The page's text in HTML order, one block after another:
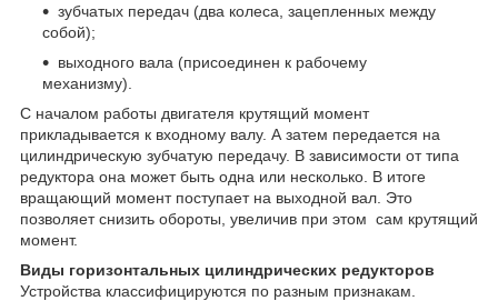
зубчатых передач (два колеса, зацепленных между
собой);
выходного вала (присоединен к рабочему
механизму).
С началом работы двигателя крутящий момент
прикладывается к входному валу. А затем передается на
цилиндрическую зубчатую передачу. В зависимости от типа
редуктора она может быть одна или несколько. В итоге
вращающий момент поступает на выходной вал. Это
позволяет снизить обороты, увеличив при этом сам крутящий
момент.
Виды горизонтальных цилиндрических редукторов
Устройства классифицируются по разным признакам.